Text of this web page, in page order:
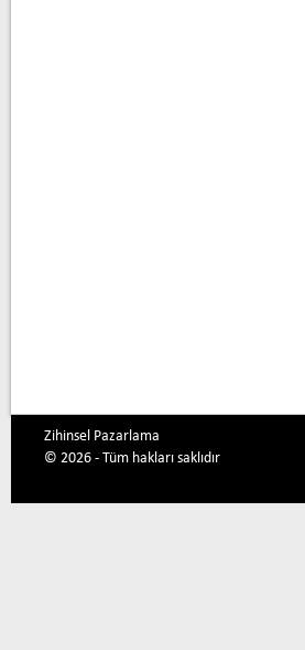
Zihinsel Pazarlama
© 2026 - Tüm hakları saklıdır